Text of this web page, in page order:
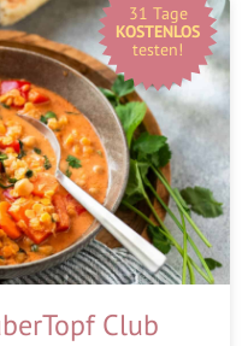
31 Tage
KOSTENLOS
testen!
Club